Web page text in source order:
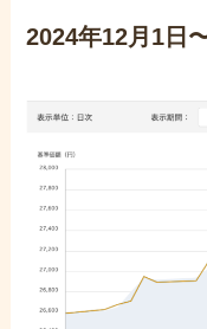
2024年12月1日